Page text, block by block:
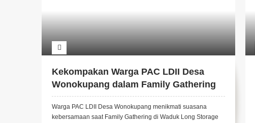
Kekompakan Warga PAC LDII Desa
Wonokupang dalam Family Gathering
dan Jalan Sehat di Waduk Long
Storage Kalimati
Warga PAC LDII Desa Wonokupang menikmati suasana
kebersamaan saat Family Gathering di Waduk Long Storage